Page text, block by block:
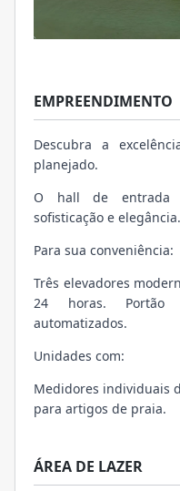
EMPREENDIMENTO
Descubra a
planejado.
O hall de entrada
sofisticação e elegância.
Para sua conveniência:
Três elevadores
24 horas.
automatizados.
Unidades com:
Medidores individuais
para artigos de praia.
ÁREA DE LAZER